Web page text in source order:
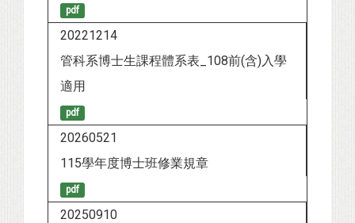
pdf
20221214
管科系博士生課程體系表_108前(含)入學
適用
pdf
20260521
115學年度博士班修業規章
pdf
20250910